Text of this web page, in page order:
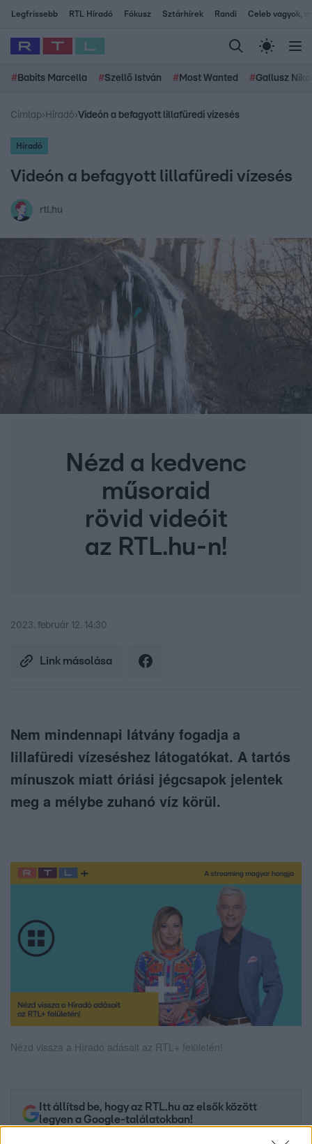
Legfrissebb RTL Híradó Fókusz Sztárhírek Randi Celeb vagyok,
# Babits Marcella #Szellő István # Most Wanted #Gallusz
Címlap› Híradó›Videón a befagyott lillafüredi vízesés
Híradó
Videón a befagyott lillafüredi vízesés
rtl.hu
Nézd a kedvenc
műsoraid
rövid videóit
az RTL.hu-n!
2023. február 12. 14:30
Link másolása
Nem mindennapi látvány fogadja a
lillafüredi vízeséshez látogatókat. A tartós
mínuszok miatt óriási jégcsapok jelentek
meg a mélybe zuhanó víz körül.
Nézd vissza a Híradó adásait az RTL+ felületén!
Itt állítsd be, hogy az RTL.hu az elsők között
legyen a Google-találatokban!